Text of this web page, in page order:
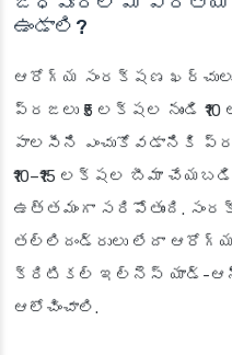
ఉండాలి?
ఆరోగ్య సంరక్షణ ఖర్చులు
ప్రజలు ₹5 లక్షల నుండి
పాలసీని ఎంచుకోవడానికి
₹10–₹15 లక్షల బీమా
ఉత్తమంగా సరిపోతుంది.
తల్లిదండ్రులు లేదా
క్రిటికల్ ఇల్నెస్ యాడ్-
ఆలోచించాలి.